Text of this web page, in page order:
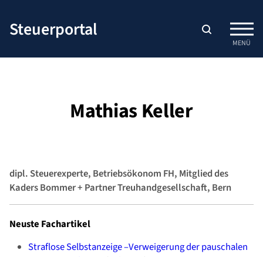
Inhalt
springen
Steuerportal
MENÜ
Mathias Keller
dipl. Steuerexperte, Betriebsökonom FH, Mitglied des
Kaders Bommer + Partner Treuhandgesellschaft, Bern
Neuste Fachartikel
Straflose Selbstanzeige –Verweigerung der pauschalen